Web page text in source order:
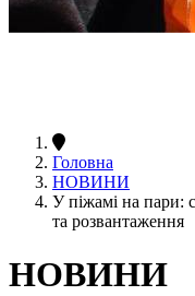
Головна
НОВИНИ
У піжамі на пари:
та розвантаження
НОВИНИ